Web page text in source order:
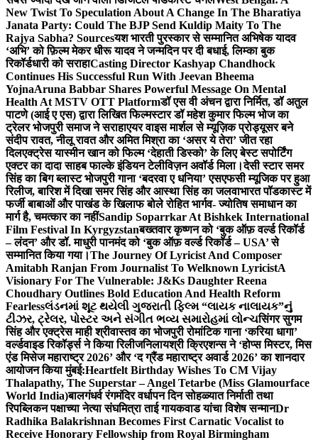
New Twist To Speculation About A Change In The Bharatiya
Janata Party: Could The BJP Send Kuldip Maity To The
Rajya Sabha? Sourcesयश भारती पुरस्कार से सम्मानित अभिषेक यादव
‘अभि’ को फ़िल्म मेकर धीरू यादव ने जन्मदिन पर दी बधाई, लिम्का बुक
रिकॉर्डधारी को सराहाCasting Director Kashyap Chandhock
Continues His Successful Run With Jeevan Bheema
YojnaAruna Babbar Shares Powerful Message On Mental
Health At MSTV OTT Platformडॉ एस वी अंचन द्वारा निर्मित, डॉ अतुल
पाटणे (आई ए एस) द्वारा लिखित फिल्मस्टार डॉ महेश कुमार फिल्म भोज का
ट्रेलर भोजपुरी समाज ने सराहाएयर वाइस मार्शल से म्यूज़िक प्रोड्यूसर बने
संदीप रावत, नीलू रावत और अमित मिश्रा का ‘असर ये तेरा’ जीत रहा
दिलएक्ट्रेस यास्मीन खान को फिल्म ‘देहाती डिस्को’ के लिए बेस्ट सपोर्टिंग
एक्टर का दादा साहब फाल्के इंडियन टेलीविज़न अवॉर्ड मिला।देसी स्टार समर
सिंह का बिग ब्लास्ट भोजपुरी गाना ‘बदरवा ए धनिया’ एसएफसी म्यूजिक पर हुआ
रिलीज, बारिश में दिखा समर सिंह और आस्था सिंह का जलवाभारत पॉडकास्ट में
फर्जी बाबाओं और पाखंड के खिलाफ बोले रोहित भार्गव- ज्योतिष समाधान का
मार्ग है, चमत्कार का नहींSandip Soparrkar At Bishkek International
Film Festival In Kyrgyzstanबख्तवार कृष्णन को ‘बुक ऑफ़ वर्ल्ड रिकॉर्ड
– लंदन’ और डॉ. माधुरी पानमंद को ‘बुक ऑफ़ वर्ल्ड रिकॉर्ड – USA’ से
सम्मानित किया गया।The Journey Of Lyricist And Composer
Amitabh Ranjan From Journalist To Welknown LyricistA
Visionary For The Vulnerable: J&Ks Daughter Reena
Choudhary Outlines Bold Education And Health Reform
Fearlessલંડનમાં શૂટ થયેલી ગુજરાતી ફિલ્મ “લાયક નાલાયક”નું
ટીઝર, ટ્રેલર, પોસ્ટર અને સંગીત ભવ્ય સમારોહમાં લોન્ચसिंगर सुगम
सिंह और एक्ट्रेस माही श्रीवास्तव का भोजपुरी रोमांटिक गाना ‘करिया धागा’
वर्ल्डवाइड रिकॉर्ड्स ने किया रिलीजनिलायश्री क्रिएशन्स ने ‘होप्स मिस्टर, मिस
एंड मिसेज महाराष्ट्र 2026’ और ‘द ग्रैंड महाराष्ट्र अवार्ड 2026’ का शानदार
आयोजन किया मुंबई:Heartfelt Birthday Wishes To CM Vijay
Thalapathy, The Superstar – Angel Tetarbe (Miss Glamourface
World India)बालगंधर्व रंगमंदिर वर्धापन दिन सोहळ्यात निर्माती तथा
रिपब्लिकन पक्षाच्या नेत्या संघमित्रा ताई गायकवाड यांचा विशेष सन्मानDr
Radhika Balakrishnan Becomes First Carnatic Vocalist to
Receive Honorary Fellowship from Royal Birmingham